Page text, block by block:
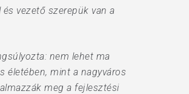
vezető szerepük van a
nem lehet ma
életében, mint a nagyváros
meg a fejlesztési